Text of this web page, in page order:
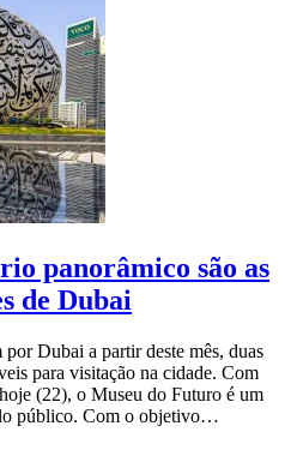
panorâmico são as
de Dubai
por Dubai a partir deste mês, duas
para visitação na cidade. Com
(22), o Museu do Futuro é um
público. Com o objetivo…